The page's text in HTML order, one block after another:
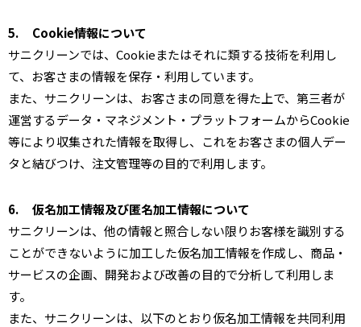
5.
Cookie情報について
サニクリーンでは、Cookieまたはそれに類する技術を利用し
て、お客さまの情報を保存・利用しています。
また、サニクリーンは、お客さまの同意を得た上で、第三者が
運営するデータ・マネジメント・プラットフォームからCookie
等により収集された情報を取得し、これをお客さまの個人デー
タと結びつけ、注文管理等の目的で利用します。
6.
仮名加工情報及び匿名加工情報について
サニクリーンは、他の情報と照合しない限りお客様を識別する
ことができないように加工した仮名加工情報を作成し、商品・
サービスの企画、開発および改善の目的で分析して利用しま
す。
また、サニクリーンは、以下のとおり仮名加工情報を共同利用